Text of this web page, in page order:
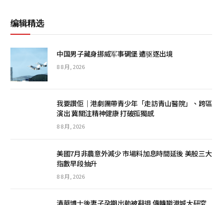
编辑精选
中国男子藏身挪威军事碉堡 遭驱逐出境
8 8 月, 2026
我要讚佢｜港劇團帶青少年「走訪青山醫院」、跨區
演出 冀關注精神健康 打破孤獨感
8 8 月, 2026
美國7月非農意外減少 市場料加息時間延後 美股三大
指數早段抽升
8 8 月, 2026
清華博士後妻子孕期出軌被辭退 傳轉職港城大研究